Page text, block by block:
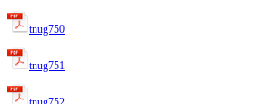
tnug750
tnug751